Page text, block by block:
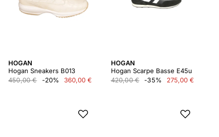
HOGAN
Hogan Sneakers B013
450,00 €
-20% 360,00 €
HOGAN
Hogan Scarpe Basse E45u
420,00 €
-35% 275,00 €